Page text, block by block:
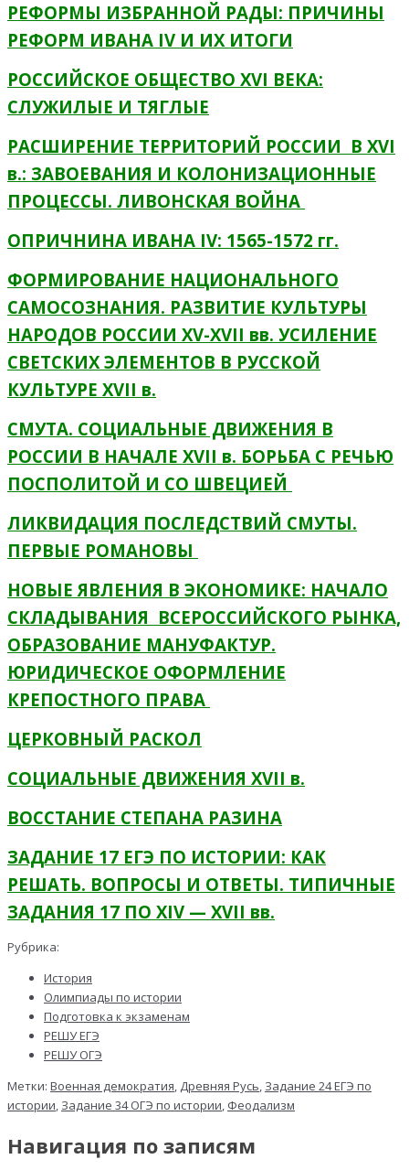
РЕФОРМЫ ИЗБРАННОЙ РАДЫ: ПРИЧИНЫ
РЕФОРМ ИВАНА IV И ИХ ИТОГИ
РОССИЙСКОЕ ОБЩЕСТВО XVI ВЕКА:
СЛУЖИЛЫЕ И ТЯГЛЫЕ
РАСШИРЕНИЕ ТЕРРИТОРИЙ РОССИИ В XVI
в.: ЗАВОЕВАНИЯ И КОЛОНИЗАЦИОННЫЕ
ПРОЦЕССЫ. ЛИВОНСКАЯ ВОЙНА
ОПРИЧНИНА ИВАНА IV: 1565-1572 гг.
ФОРМИРОВАНИЕ НАЦИОНАЛЬНОГО
САМОСОЗНАНИЯ. РАЗВИТИЕ КУЛЬТУРЫ
НАРОДОВ РОССИИ XV-XVII вв. УСИЛЕНИЕ
СВЕТСКИХ ЭЛЕМЕНТОВ В РУССКОЙ
КУЛЬТУРЕ XVII в.
СМУТА. СОЦИАЛЬНЫЕ ДВИЖЕНИЯ В
РОССИИ В НАЧАЛЕ XVII в. БОРЬБА С РЕЧЬЮ
ПОСПОЛИТОЙ И СО ШВЕЦИЕЙ
ЛИКВИДАЦИЯ ПОСЛЕДСТВИЙ СМУТЫ.
ПЕРВЫЕ РОМАНОВЫ
НОВЫЕ ЯВЛЕНИЯ В ЭКОНОМИКЕ: НАЧАЛО
СКЛАДЫВАНИЯ ВСЕРОССИЙСКОГО РЫНКА,
ОБРАЗОВАНИЕ МАНУФАКТУР.
ЮРИДИЧЕСКОЕ ОФОРМЛЕНИЕ
КРЕПОСТНОГО ПРАВА
ЦЕРКОВНЫЙ РАСКОЛ
СОЦИАЛЬНЫЕ ДВИЖЕНИЯ XVII в.
ВОССТАНИЕ СТЕПАНА РАЗИНА
ЗАДАНИЕ 17 ЕГЭ ПО ИСТОРИИ: КАК
РЕШАТЬ. ВОПРОСЫ И ОТВЕТЫ. ТИПИЧНЫЕ
ЗАДАНИЯ 17 ПО XIV — XVII вв.
Рубрика:
История
Олимпиады по истории
Подготовка к экзаменам
РЕШУ ЕГЭ
РЕШУ ОГЭ
Метки: Военная демократия, Древняя Русь, Задание 24 ЕГЭ по
истории, Задание 34 ОГЭ по истории, Феодализм
Навигация по записям